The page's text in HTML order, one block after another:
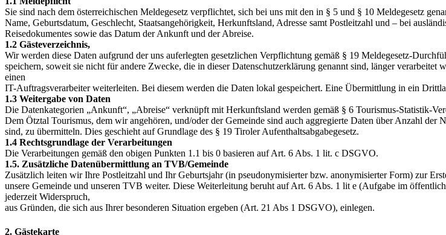
Sie sind nach dem österreichischen Meldegesetz verpflichtet, sich bei uns mit den in § 5 und § 10 Meldegesetz
Name, Geburtsdatum, Geschlecht, Staatsangehörigkeit, Herkunftsland, Adresse samt Postleitzahl und – bei
Reisedokumentes sowie das Datum der Ankunft und der Abreise.
1.2 Gästeverzeichnis,
Wir werden diese Daten aufgrund der uns auferlegten gesetzlichen Verpflichtung gemäß § 19 Meldegesetz-
speichern, soweit sie nicht für andere Zwecke, die in dieser Datenschutzerklärung genannt sind, länger
einen
IT-Auftragsverarbeiter weiterleiten. Bei diesem werden die Daten lokal gespeichert. Eine Übermittlung in ein
1.3 Weitergabe von Daten
Die Datenkategorien „Ankunft“, „Abreise“ verknüpft mit Herkunftsland werden gemäß § 6 Tourismus-Statistik-
Dem Ötztal Tourismus, dem wir angehören, und/oder der Gemeinde sind auch aggregierte Daten über Anzahl
sind, zu übermitteln. Dies geschieht auf Grundlage des § 19 Tiroler Aufenthaltsabgabegesetz.
1.4 Rechtsgrundlage der Verarbeitungen
Die Verarbeitungen gemäß den obigen Punkten 1.1 bis 0 basieren auf Art. 6 Abs. 1 lit. c DSGVO.
1.5. Zusätzliche Datenübermittlung an TVB/Gemeinde
Zusätzlich leiten wir Ihre Postleitzahl und Ihr Geburtsjahr (in pseudonymisierter bzw. anonymisierter Form) zur
unsere Gemeinde und unseren TVB weiter. Diese Weiterleitung beruht auf Art. 6 Abs. 1 lit e (Aufgabe im
jederzeit Widerspruch,
aus Gründen, die sich aus Ihrer besonderen Situation ergeben (Art. 21 Abs 1 DSGVO), einlegen.
2. Gästekarte